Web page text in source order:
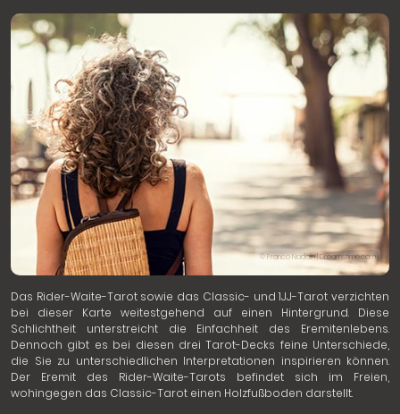
© Franco Nadalin | Dreamstime.com
Das Rider-Waite-Tarot sowie das Classic- und 1JJ-Tarot verzichten
bei dieser Karte weitestgehend auf einen Hintergrund. Diese
Schlichtheit unterstreicht die Einfachheit des Eremitenlebens.
Dennoch gibt es bei diesen drei Tarot-Decks feine Unterschiede,
die Sie zu unterschiedlichen Interpretationen inspirieren können.
Der Eremit des Rider-Waite-Tarots befindet sich im Freien,
wohingegen das Classic-Tarot einen Holzfußboden darstellt.